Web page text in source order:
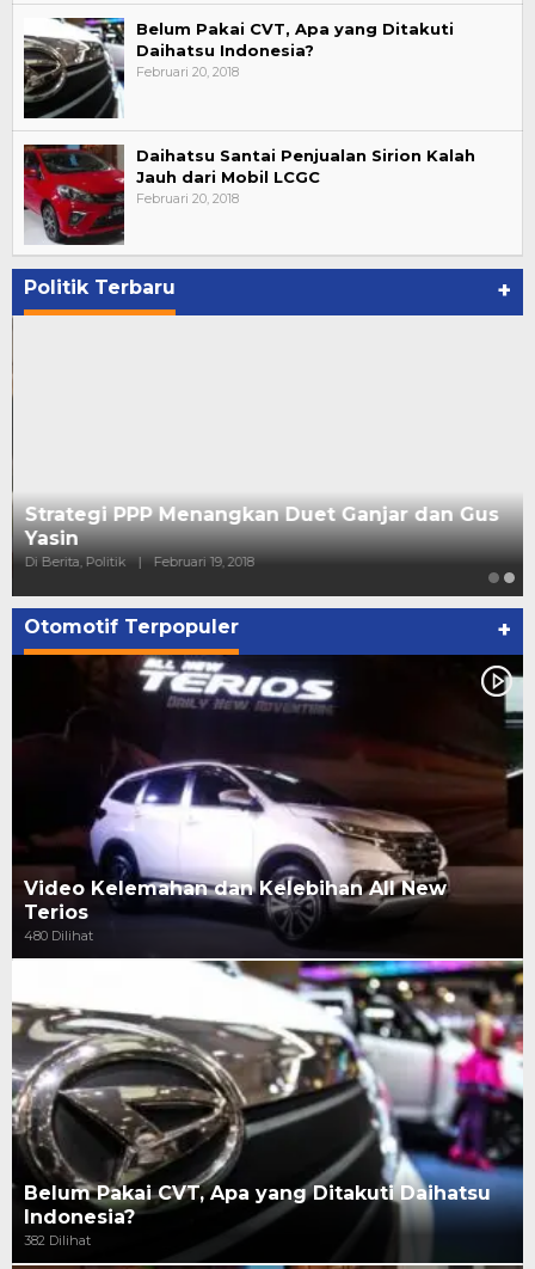
Belum Pakai CVT, Apa yang Ditakuti
Daihatsu Indonesia?
Februari 20, 2018
Daihatsu Santai Penjualan Sirion Kalah
Jauh dari Mobil LCGC
Februari 20, 2018
Politik Terbaru +
Strategi PPP Menangkan Duet Ganjar dan Gus
Yasin
Di Berita, Politik | Februari 19, 2018
Otomotif Terpopuler +
Video Kelemahan dan Kelebihan All New
Terios
480 Dilihat
Belum Pakai CVT, Apa yang Ditakuti Daihatsu
Indonesia?
382 Dilihat